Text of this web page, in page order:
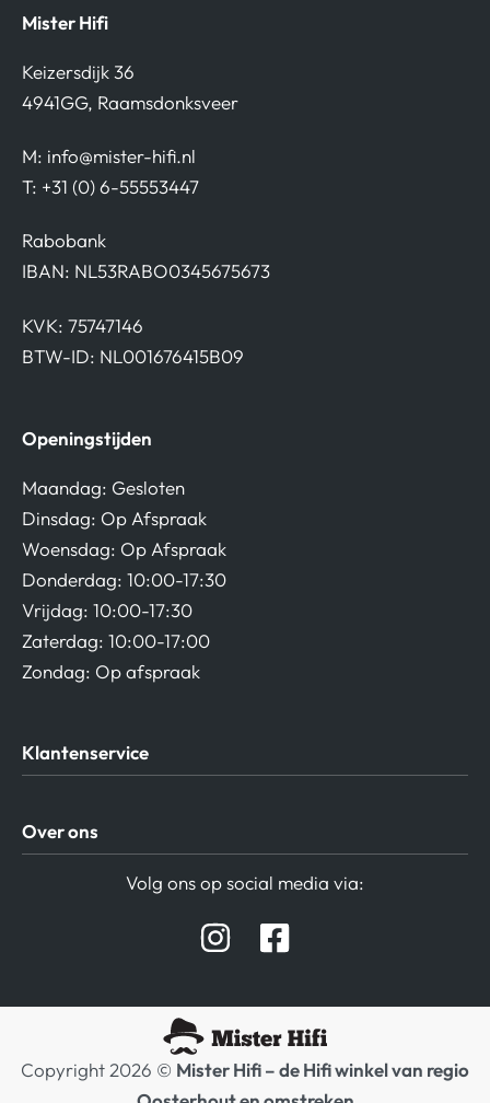
Mister Hifi
Keizersdijk 36
4941GG, Raamsdonksveer
M: info@mister-hifi.nl
T: +31 (0) 6-55553447
Rabobank
IBAN: NL53RABO0345675673
KVK: 75747146
BTW-ID: NL001676415B09
Openingstijden
Maandag: Gesloten
Dinsdag: Op Afspraak
Woensdag: Op Afspraak
Donderdag: 10:00-17:30
Vrijdag: 10:00-17:30
Zaterdag: 10:00-17:00
Zondag: Op afspraak
Klantenservice
Privacy beleid
Verzending / Retour
Over ons
Hifi winkel Raamsdonksveer
Volg ons op social media via:
Copyright 2026 © Mister Hifi – de Hifi winkel van regio